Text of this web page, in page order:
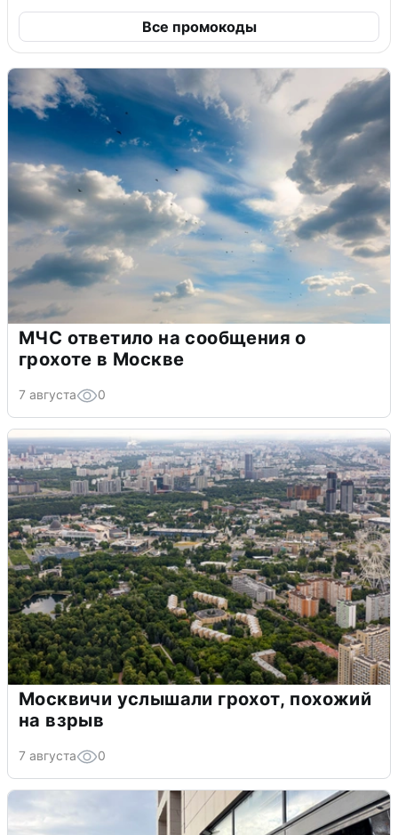
Все промокоды
МЧС ответило на сообщения о
грохоте в Москве
7 августа 0
Москвичи услышали грохот, похожий
на взрыв
7 августа 0